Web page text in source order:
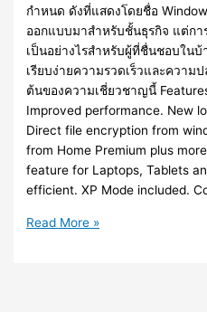
กำหนด ดังที่แสดงโดยชื่อ
ออกแบบมาสำหรับชั้นธุรกิจ แต่ก
เป็นอย่างไรสำหรับผู้ที่ชื่นชอบใ
เรียบง่ายความรวดเร็วและความ
ต้นของความเชี่ยวชาญนี้
Improved performance. New
Direct file encryption from
from Home Premium plus
feature for Laptops, Tablets
efficient. XP Mode included.
Windows
Read More »